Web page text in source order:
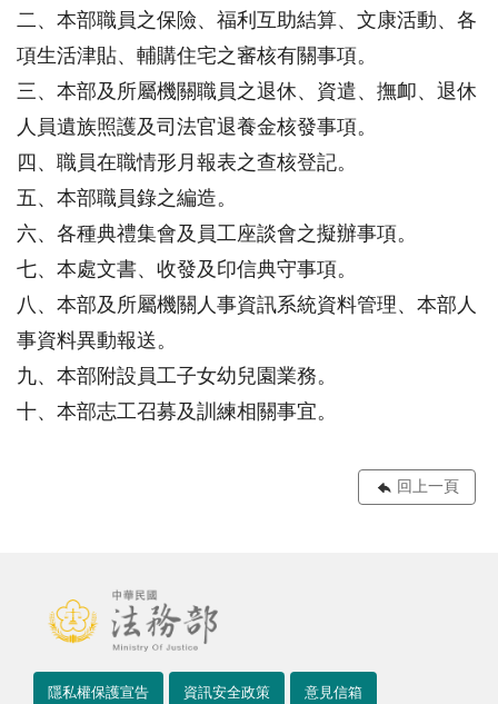
二、本部職員之保險、福利互助結算、文康活動、各
項生活津貼、輔購住宅之審核有關事項。
三、本部及所屬機關職員之退休、資遣、撫卹、退休
人員遺族照護及司法官退養金核發事項。
四、職員在職情形月報表之查核登記。
五、本部職員錄之編造。
六、各種典禮集會及員工座談會之擬辦事項。
七、本處文書、收發及印信典守事項。
八、本部及所屬機關人事資訊系統資料管理、本部人
事資料異動報送。
九、本部附設員工子女幼兒園業務。
十、本部志工召募及訓練相關事宜。
回上一頁
隱私權保護宣告 資訊安全政策 意見信箱